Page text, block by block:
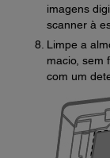
imagens
scanner à
Limpe a
macio, sem
com um